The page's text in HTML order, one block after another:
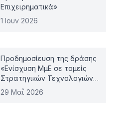
Επιχειρηματικά»
1 Ιουν 2026
Προδημοσίευση της δράσης
«Ενίσχυση ΜμΕ σε τομείς
Στρατηγικών Τεχνολογιών
για την Ευρώπη (STEP) και
29 Μαΐ 2026